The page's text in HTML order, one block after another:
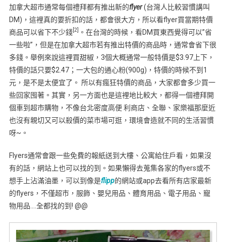
加拿大超市通常每個禮拜都有推出新的flyer(台灣人比較習慣講叫
DM)，這裡真的要折扣的話，都會很大方，所以看flyer買當期特價
商品可以省下不少錢[2]
。在台灣的時候，看DM買東西覺得可以”省
一些啦”，但是在加拿大超市若有推出特價的商品時，通常會省下很
多錢。舉例來說這裡買甜椒，3個大概通常一般特價是$3.97上下，
特價的話只要$2.47；一大包的通心粉(900g)，特價的時候不到1
元，是不是太便宜了。 所以有瘋狂特價的商品，大家都會多少買一
些回家囤著。其實，另一方面也是這裡地比較大，都得一個禮拜開
個車到超市購物，不像台北密度高便 利商店、全聯、家樂福那麼近
也沒有親切又可以殺價的菜市場可逛，環境會造就不同的生活習慣
呀~。
Flyers通常會跟一些免費的報紙送到大樓、公寓給住戶看，如果沒
有的話，網站上也可以找的到。如果懶得去蒐集各家的flyers或不
想手上沾滿油墨，可以到像是flipp的網站或app去看所有店家最新
的flyers，不僅超市，服飾、嬰兒用品、體育用品、電子用品、寵
物用品….全都找的到! @@